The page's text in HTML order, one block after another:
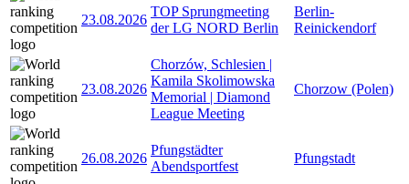
23.08.2026
TOP Sprungmeeting
der LG NORD Berlin
Berlin-
Reinickendorf
23.08.2026
Chorzów, Schlesien |
Kamila Skolimowska
Memorial | Diamond
League Meeting
Chorzow (Polen)
26.08.2026
Pfungstädter
Abendsportfest
Pfungstadt